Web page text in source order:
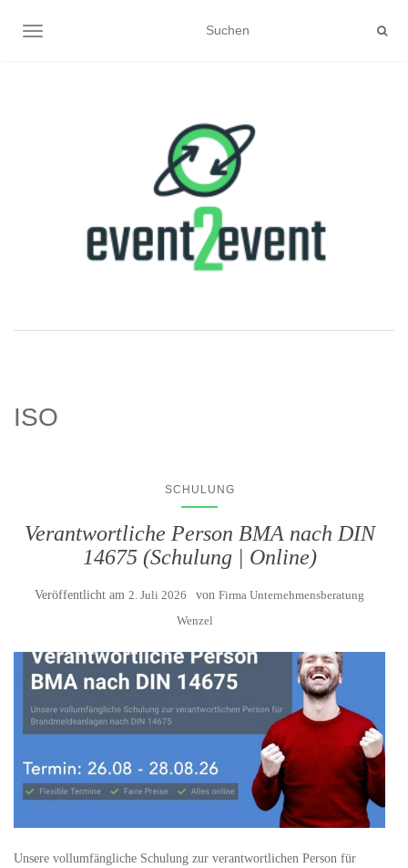
NAVIGATION UMSCHALTEN
ISO
SCHULUNG
Verantwortliche Person BMA nach DIN
14675 (Schulung | Online)
Veröffentlicht am 2. Juli 2026 von Firma Unternehmensberatung
Wenzel
Unsere vollumfängliche Schulung zur verantwortlichen Person für